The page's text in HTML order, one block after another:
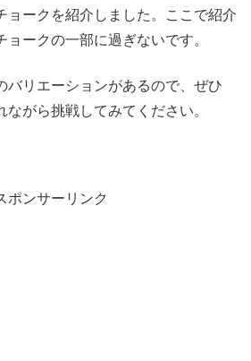
ョークを紹介しました。ここで紹介
ョークの一部に過ぎないです。
バリエーションがあるので、ぜひ
がら挑戦してみてください。
ポンサーリンク